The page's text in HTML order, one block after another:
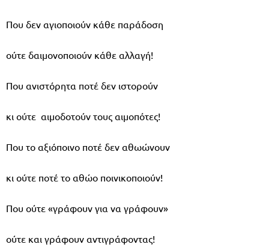
Που δεν αγιοποιούν κάθε παράδοση
ούτε δαιμονοποιούν κάθε αλλαγή!
Που ανιστόρητα ποτέ δεν ιστορούν
κι ούτε αιμοδοτούν τους αιμοπότες!
Που το αξιόποινο ποτέ δεν αθωώνουν
κι ούτε ποτέ το αθώο ποινικοποιούν!
Που ούτε «γράφουν για να γράφουν»
ούτε και γράφουν αντιγράφοντας!